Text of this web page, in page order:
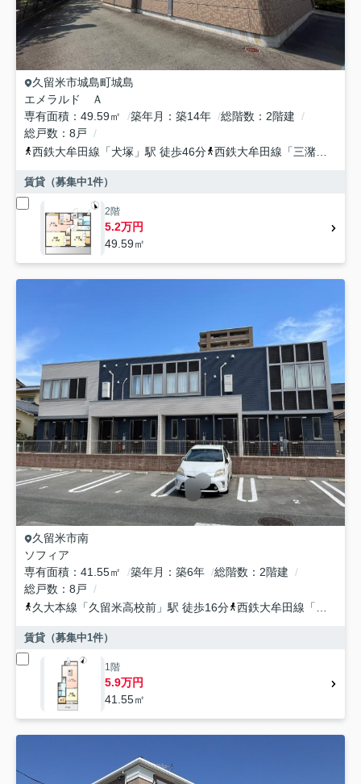
久留米市城島町城島
エメラルド Ａ
専有面積
49.59㎡ 築年月 築14年 総階数
2階建
総戸数
8戸
西鉄大牟田線 「犬塚 」駅 徒歩46分 西鉄大牟田線 「三潴」駅 徒
賃貸（募集中1件）
2階
5.2万円
49.59㎡
久留米市南
ソフィア
専有面積
41.55㎡ 築年月 築6年 総階数
2階建
総戸数
8戸
久大本線 「久留米高校前 」駅 徒歩16分 西鉄大牟田線 「 聖マリ
賃貸（募集中1件）
1階
5.9万円
41.55㎡